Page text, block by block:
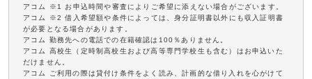
アコム ※1 お申込時間や審査によりご希望に添えない場合がございます。
アコム ※2 借入希望額や条件によっては、身分証明書以外にも収入証明書
が必要となる場合があります。
アコム 勤務先への電話での在籍確認は100％ありません。
アコム 高校生（定時制高校生および高等専門学校生も含む）はお申込いた
だけません。
アコム ご利用の際は貸付け条件をよく読み、計画的な借り入れを心がけて